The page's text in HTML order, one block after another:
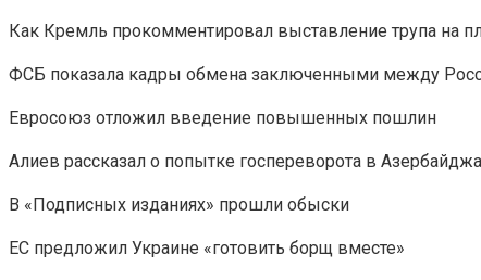
Как Кремль прокомментировал выставление трупа на
ФСБ показала кадры обмена заключенными между
Евросоюз отложил введение повышенных пошлин
Алиев рассказал о попытке госпереворота в
В «Подписных изданиях» прошли обыски
ЕС предложил Украине «готовить борщ вместе»